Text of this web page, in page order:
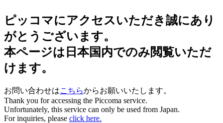
ピッコマにアクセスいただき誠にあり
がとうございます。
本ページは日本国内でのみ閲覧いただ
けます。
お問い合わせはこちらからお願いいたします。
Thank you for accessing the Piccoma service.
Unfortunately, this service can only be used from Japan.
For inquiries, please click here.